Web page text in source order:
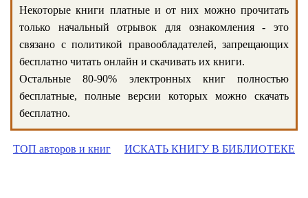
Некоторые книги платные и от них можно прочитать
только начальный отрывок для ознакомления - это
связано с политикой правообладателей, запрещающих
бесплатно читать онлайн и скачивать их книги.
Остальные 80-90% электронных книг полностью
бесплатные, полные версии которых можно скачать
бесплатно.
ТОП авторов и книг ИСКАТЬ КНИГУ В БИБЛИОТЕКЕ